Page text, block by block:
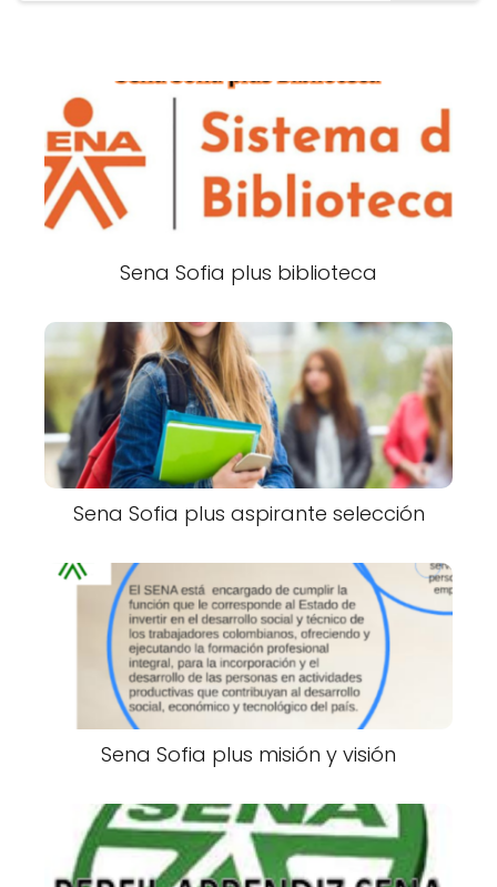
Sena Sofia plus biblioteca
Sena Sofia plus aspirante selección
Sena Sofia plus misión y visión